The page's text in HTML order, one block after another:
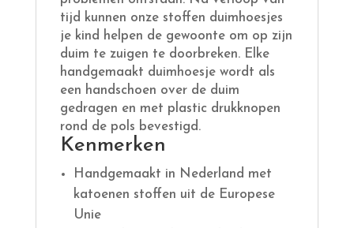
tijd kunnen onze stoffen duimhoesjes
je kind helpen de gewoonte om op zijn
duim te zuigen te doorbreken. Elke
handgemaakt duimhoesje wordt als
een handschoen over de duim
gedragen en met plastic drukknopen
rond de pols bevestigd.
Kenmerken
Handgemaakt in Nederland met
katoenen stoffen uit de Europese
Unie